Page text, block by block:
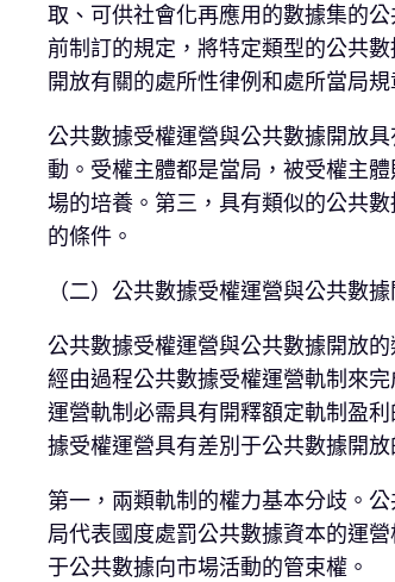
取、可供社會化再應用的數據集的
前制訂的規定，將特定類型的公共
開放有關的處所性律例和處所當局規
公共數據受權運營與公共數據開放
動。受權主體都是當局，被受權主
場的培養。第三，具有類似的公共
的條件。
（二）公共數據受權運營與公共數據
公共數據受權運營與公共數據開放
經由過程公共數據受權運營軌制來
運營軌制必需具有開釋額定軌制盈
據受權運營具有差別于公共數據開
第一，兩類軌制的權力基本分歧。
局代表國度處罰公共數據資本的運
于公共數據向市場活動的管束權。